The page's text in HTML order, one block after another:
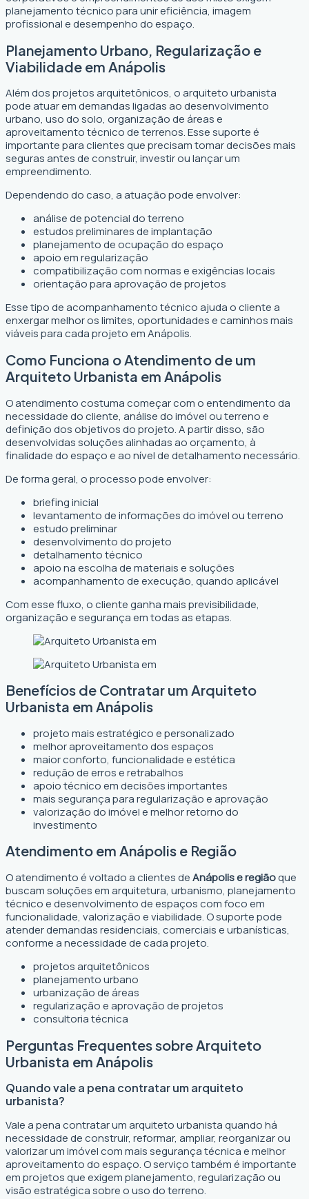
planejamento técnico para unir eficiência, imagem
profissional e desempenho do espaço.
Planejamento Urbano, Regularização e
Viabilidade em Anápolis
Além dos projetos arquitetônicos, o arquiteto urbanista
pode atuar em demandas ligadas ao desenvolvimento
urbano, uso do solo, organização de áreas e
aproveitamento técnico de terrenos. Esse suporte é
importante para clientes que precisam tomar decisões mais
seguras antes de construir, investir ou lançar um
empreendimento.
Dependendo do caso, a atuação pode envolver:
análise de potencial do terreno
estudos preliminares de implantação
planejamento de ocupação do espaço
apoio em regularização
compatibilização com normas e exigências locais
orientação para aprovação de projetos
Esse tipo de acompanhamento técnico ajuda o cliente a
enxergar melhor os limites, oportunidades e caminhos mais
viáveis para cada projeto em Anápolis.
Como Funciona o Atendimento de um
Arquiteto Urbanista em Anápolis
O atendimento costuma começar com o entendimento da
necessidade do cliente, análise do imóvel ou terreno e
definição dos objetivos do projeto. A partir disso, são
desenvolvidas soluções alinhadas ao orçamento, à
finalidade do espaço e ao nível de detalhamento necessário.
De forma geral, o processo pode envolver:
briefing inicial
levantamento de informações do imóvel ou terreno
estudo preliminar
desenvolvimento do projeto
detalhamento técnico
apoio na escolha de materiais e soluções
acompanhamento de execução, quando aplicável
Com esse fluxo, o cliente ganha mais previsibilidade,
organização e segurança em todas as etapas.
Benefícios de Contratar um Arquiteto
Urbanista em Anápolis
projeto mais estratégico e personalizado
melhor aproveitamento dos espaços
maior conforto, funcionalidade e estética
redução de erros e retrabalhos
apoio técnico em decisões importantes
mais segurança para regularização e aprovação
valorização do imóvel e melhor retorno do
investimento
Atendimento em Anápolis e Região
O atendimento é voltado a clientes deAnápolis e regiãoque
buscam soluções em arquitetura, urbanismo, planejamento
técnico e desenvolvimento de espaços com foco em
funcionalidade, valorização e viabilidade. O suporte pode
atender demandas residenciais, comerciais e urbanísticas,
conforme a necessidade de cada projeto.
projetos arquitetônicos
planejamento urbano
urbanização de áreas
regularização e aprovação de projetos
consultoria técnica
Perguntas Frequentes sobre Arquiteto
Urbanista em Anápolis
Quando vale a pena contratar um arquiteto
urbanista?
Vale a pena contratar um arquiteto urbanista quando há
necessidade de construir, reformar, ampliar, reorganizar ou
valorizar um imóvel com mais segurança técnica e melhor
aproveitamento do espaço. O serviço também é importante
em projetos que exigem planejamento, regularização ou
visão estratégica sobre o uso do terreno.